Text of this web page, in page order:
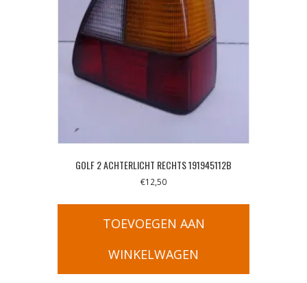
GOLF 2 ACHTERLICHT RECHTS 191945112B
€12,50
TOEVOEGEN AAN
WINKELWAGEN